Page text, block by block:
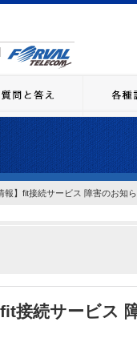
報】fit接続サービス 障害のお知
fit接続サービス